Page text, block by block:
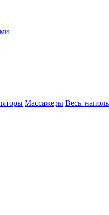
Массажеры Весы